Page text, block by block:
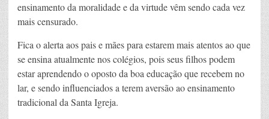
ensinamento da moralidade e da virtude vêm sendo cada vez
mais censurado.
Fica o alerta aos pais e mães para estarem mais atentos ao que
se ensina atualmente nos colégios, pois seus filhos podem
estar aprendendo o oposto da boa educação que recebem no
lar, e sendo influenciados a terem aversão ao ensinamento
tradicional da Santa Igreja.